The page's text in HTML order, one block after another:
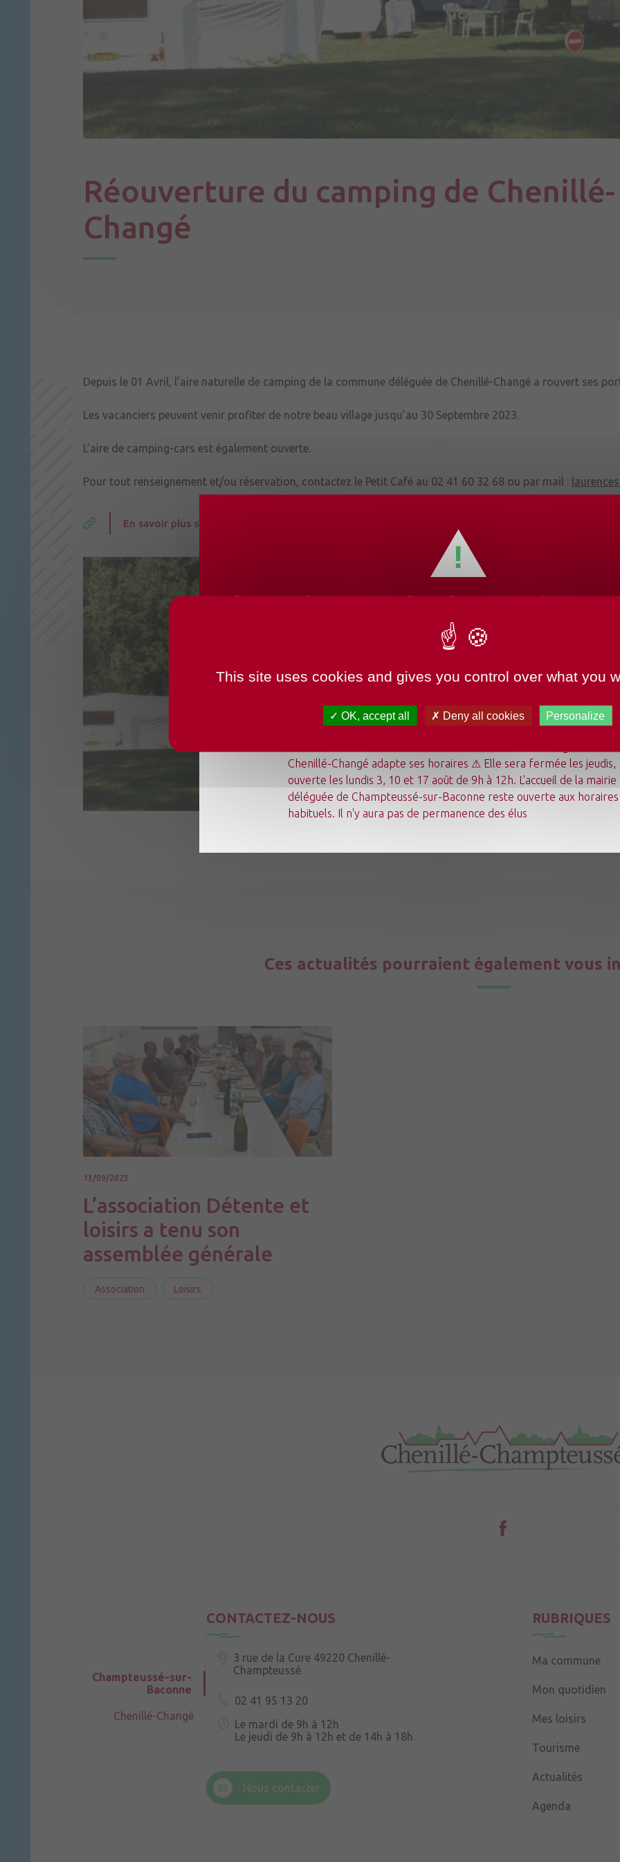
Ma commune
Mon quotidien
Mes loisirs
Tourisme
Réouverture du camping de Chenillé-
Changé
Depuis le 01 Avril, l’aire naturelle de camping de la commune déléguée de Chenillé-Changé a rouvert ses
Les vacanciers peuvent venir profiter de notre beau village jusqu’au 30 Septembre 2023.
L’aire de camping-cars est également ouverte.
Pour tout renseignement et/ou réservation, contactez le Petit Café au 02 41 60 32 68 ou par mail :
En savoir plus sur nos solutions d'hébergement
Ces actualités pourraient également vous
13/09/2023
L’association Détente et
loisirs a tenu son
assemblée générale
Association Loisirs
CONTACTEZ-NOUS
Champteussé-sur-
Baconne
Chenillé-Changé
3 rue de la Cure 49220 Chenillé-
Champteussé
02 41 95 13 20
Le mardi de 9h à 12h
Le jeudi de 9h à 12h et de 14h à 18h
Nous contacter
RUBRIQUES
Ma commune
Mon quotidien
Mes loisirs
Tourisme
Actualités
Agenda
CHANGEMENTS HORAIRES
OUVERTURE MAIRIE
Chenillé-Changé adapte ses horaires ⚠ Elle sera fermée les jeudis,
ouverte les lundis 3, 10 et 17 août de 9h à 12h. L'accueil de la mairie
déléguée de Champteussé-sur-Baconne reste ouverte aux horaires
habituels. Il n'y aura pas de permanence des élus
This site uses cookies and gives you control over what you
OK, accept all Deny all cookies Personalize